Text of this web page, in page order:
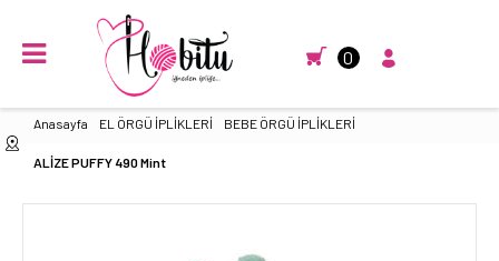
0
Anasayfa EL ÖRGÜ İPLİKLERİ BEBE ÖRGÜ İPLİKLERİ
ALİZE PUFFY 490 Mint